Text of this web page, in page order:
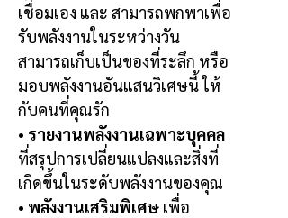
เชื่อมเอง และ สามารถพกพาเพื่อ
รับพลังงานในระหว่างวัน
สามารถเก็บเป็นของที่ระลึก หรือ
มอบพลังงานอันแสนวิเศษนี้ ให้
กับคนที่คุณรัก
• รายงานพลังงานเฉพาะบุคคล
ที่สรุปการเปลี่ยนแปลงและสิ่งที่
เกิดขึ้นในระดับพลังงานของคุณ
• พลังงานเสริมพิเศษ เพื่อ